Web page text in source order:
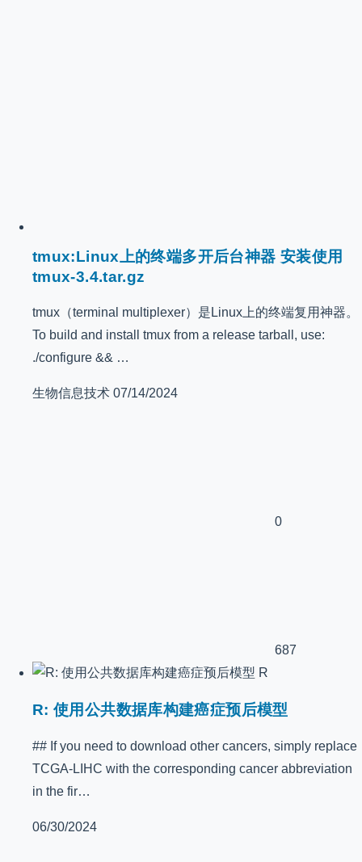
tmux:Linux上的终端多开后台神器 安装使用
tmux-3.4.tar.gz
tmux（terminal multiplexer）是Linux上的终端复用神器。
To build and install tmux from a release tarball, use:
./configure && …
生物信息技术 07/14/2024
0
687
R
R: 使用公共数据库构建癌症预后模型
## If you need to download other cancers, simply replace
TCGA-LIHC with the corresponding cancer abbreviation
in the fir…
06/30/2024